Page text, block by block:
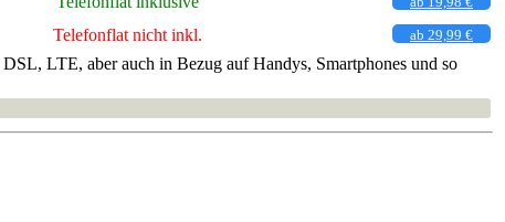
Telefonflat nicht inkl. ab 29,99 €
LTE, aber auch in Bezug auf Handys, Smartphones und so